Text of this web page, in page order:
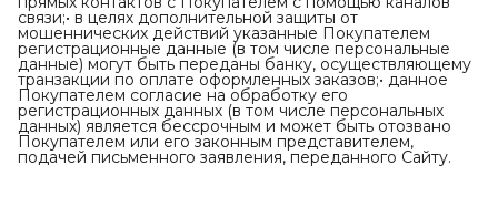
связи;• в целях дополнительной защиты от
мошеннических действий указанные Покупателем
регистрационные данные (в том числе персональные
данные) могут быть переданы банку, осуществляющему
транзакции по оплате оформленных заказов;• данное
Покупателем согласие на обработку его
регистрационных данных (в том числе персональных
данных) является бессрочным и может быть отозвано
Покупателем или его законным представителем,
подачей письменного заявления, переданного Сайту.